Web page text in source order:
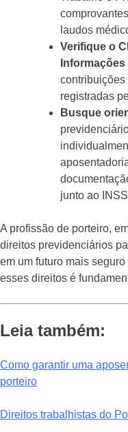
laudos
Verifique o
registradas
Busque
junto ao
A profissão de porteiro,
direitos previdenciários
em um futuro mais
esses direitos é
Leia também:
Como garantir uma
porteiro
Direitos trabalhistas do